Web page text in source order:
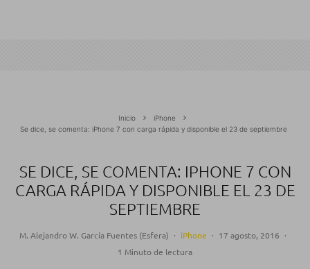
Inicio
iPhone
Se dice, se comenta: iPhone 7 con carga rápida y disponible el 23 de septiembre
SE DICE, SE COMENTA: IPHONE 7 CON
CARGA RÁPIDA Y DISPONIBLE EL 23 DE
SEPTIEMBRE
M. Alejandro W. García Fuentes (Esfera) · iPhone · 17 agosto, 2016 ·
1 Minuto de lectura